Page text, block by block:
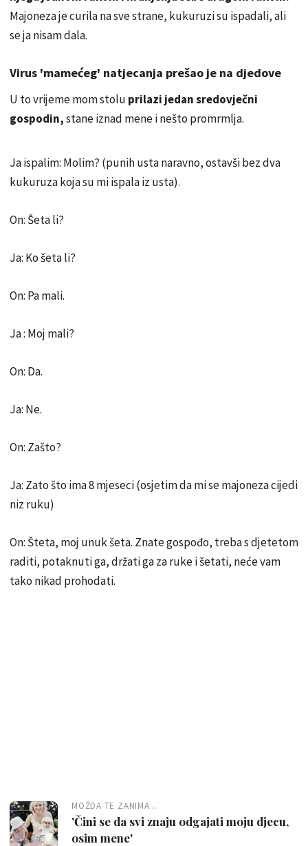
Majoneza je curila na sve strane, kukuruzi su ispadali, ali
se ja nisam dala.
Virus 'mamećeg' natjecanja prešao je na djedove
U to vrijeme mom stolu prilazi jedan sredovječni
gospodin,stane iznad mene i nešto promrmlja.
Ja ispalim: Molim? (punih usta naravno, ostavši bez dva
kukuruza koja su mi ispala iz usta).
On: Šeta li?
Ja: Ko šeta li?
On: Pa mali.
Ja : Moj mali?
On: Da.
Ja: Ne.
On: Zašto?
Ja: Zato što ima 8 mjeseci (osjetim da mi se majoneza cijedi
niz ruku)
On: Šteta, moj unuk šeta. Znate gospođo, treba s djetetom
raditi, potaknuti ga, držati ga za ruke i šetati, neće vam
tako nikad prohodati.
MOŽDA TE ZANIMA...
'Čini se da svi znaju odgajati moju djecu,
osim mene'